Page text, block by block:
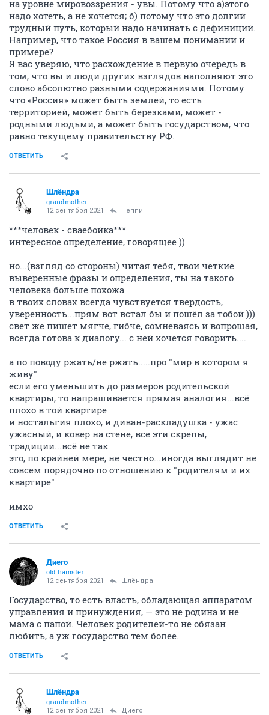
на уровне мировоззрения - увы. Потому что а)этого
надо хотеть, а не хочется; б) потому что это долгий
трудный путь, который надо начинать с дефиниций.
Например, что такое Россия в вашем понимании и
примере?
Я вас уверяю, что расхождение в первую очередь в
том, что вы и люди других взглядов наполняют это
слово абсолютно разными содержаниями. Потому
что «Россия» может быть землей, то есть
территорией, может быть березками, может -
родными людьми, а может быть государством, что
равно текущему правительству РФ.
ОТВЕТИТЬ
Шлёндра
grandmother
12 сентября 2021 Пeппи
***человек - сваебойка***
интересное определение, говорящее ))
но...(взгляд со стороны) читая тебя, твои четкие
выверенные фразы и определения, ты на такого
человека больше похожа
в твоих словах всегда чувствуется твердость,
уверенность...прям вот встал бы и пошёл за тобой )))
свет же пишет мягче, гибче, сомневаясь и вопрошая,
всегда готова к диалогу... с ней хочется говорить....
а по поводу ржать/не ржать.....про "мир в котором я
живу"
если его уменьшить до размеров родительской
квартиры, то напрашивается прямая аналогия...всё
плохо в той квартире
и ностальгия плохо, и диван-раскладушка - ужас
ужасный, и ковер на стене, все эти скрепы,
традиции...всё не так
это, по крайней мере, не честно...иногда выглядит не
совсем порядочно по отношению к "родителям и их
квартире"
имхо
ОТВЕТИТЬ
Диего
old hamster
12 сентября 2021 Шлёндра
Государство, то есть власть, обладающая аппаратом
управления и принуждения, — это не родина и не
мама с папой. Человек родителей-то не обязан
любить, а уж государство тем более.
ОТВЕТИТЬ
Шлёндра
grandmother
12 сентября 2021 Диего